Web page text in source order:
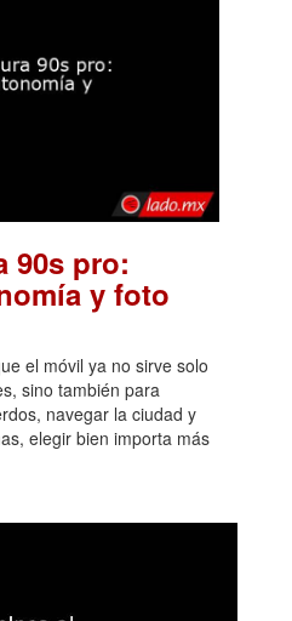
90s pro:
y foto
el móvil ya no sirve solo
sino también para
navegar la ciudad y
elegir bien importa más